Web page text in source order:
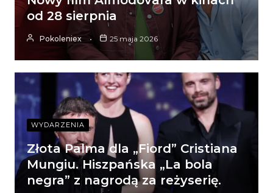
od 28 sierpnia
Pokoleniex 25 maja 2026
WYDARZENIA
Złota Palma dla „Fiord” Cristiana
Mungiu. Hiszpańska „La bola
negra” z nagrodą za reżyserię.